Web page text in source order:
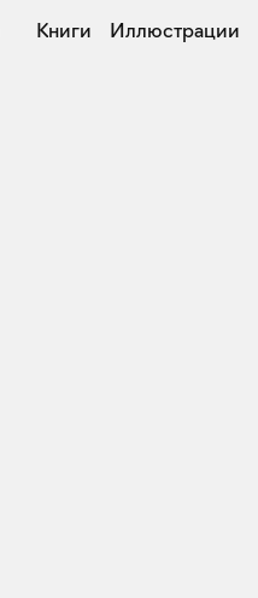
Книги Иллюстрации